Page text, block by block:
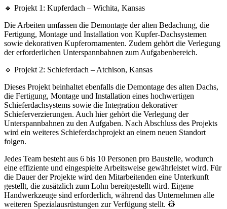
🔹 Projekt 1: Kupferdach – Wichita, Kansas
Die Arbeiten umfassen die Demontage der alten Bedachung, die
Fertigung, Montage und Installation von Kupfer-Dachsystemen
sowie dekorativen Kupferornamenten. Zudem gehört die Verlegung
der erforderlichen Unterspannbahnen zum Aufgabenbereich.
🔹 Projekt 2: Schieferdach – Atchison, Kansas
Dieses Projekt beinhaltet ebenfalls die Demontage des alten Dachs,
die Fertigung, Montage und Installation eines hochwertigen
Schieferdachsystems sowie die Integration dekorativer
Schieferverzierungen. Auch hier gehört die Verlegung der
Unterspannbahnen zu den Aufgaben. Nach Abschluss des Projekts
wird ein weiteres Schieferdachprojekt an einem neuen Standort
folgen.
Jedes Team besteht aus 6 bis 10 Personen pro Baustelle, wodurch
eine effiziente und eingespielte Arbeitsweise gewährleistet wird. Für
die Dauer der Projekte wird den Mitarbeitenden eine Unterkunft
gestellt, die zusätzlich zum Lohn bereitgestellt wird. Eigene
Handwerkzeuge sind erforderlich, während das Unternehmen alle
weiteren Spezialausrüstungen zur Verfügung stellt. 👷